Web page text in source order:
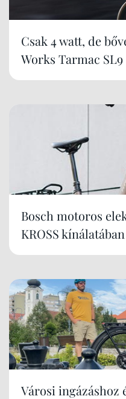
Csak 4 watt, de
Works Tarmac SL9
Bosch motoros
KROSS kínálatában
Városi ingázáshoz